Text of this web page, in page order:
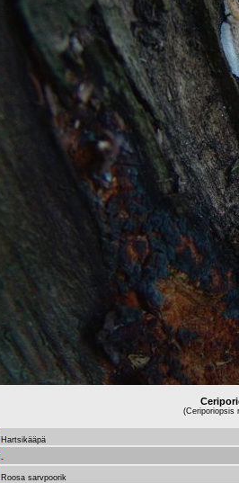
(Ceriporiopsis
Hartsikääpä
-
Roosa sarvpoorik